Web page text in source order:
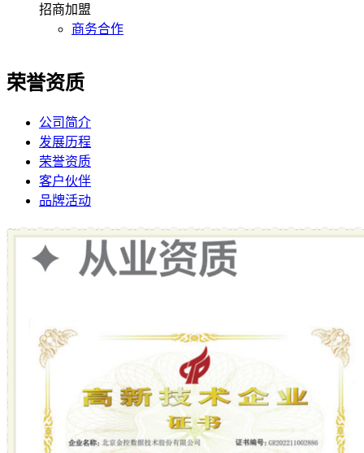
招商加盟
商务合作
荣誉资质
公司简介
发展历程
荣誉资质
客户伙伴
品牌活动